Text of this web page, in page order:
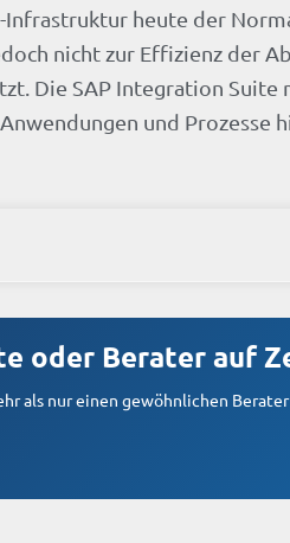
heute der
nicht zur Effizienz der
Die SAP Integration
und Prozesse
oder Berater auf
als nur einen gewöhnlichen